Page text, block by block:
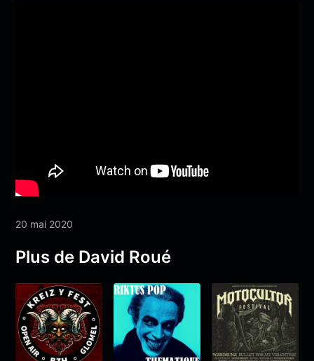
20 mai 2020
Plus de David Roué